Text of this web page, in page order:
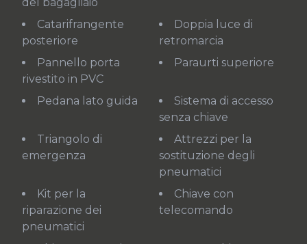
Catarifrangente
posteriore
Doppia luce di
retromarcia
Pannello porta
rivestito in PVC
Paraurti superiore
Pedana lato guida
Sistema di accesso
senza chiave
Triangolo di
emergenza
Attrezzi per la
sostituzione degli
pneumatici
Kit per la
riparazione dei
pneumatici
Chiave con
telecomando